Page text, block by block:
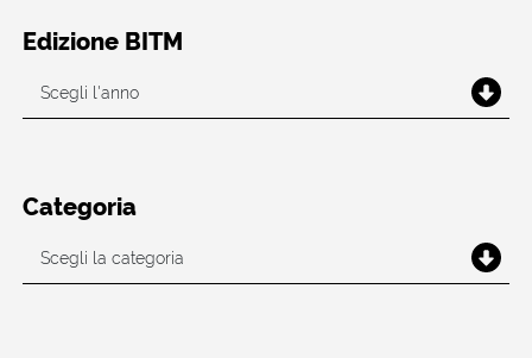
Edizione BITM
Categoria